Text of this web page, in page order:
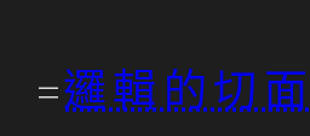
邏輯的切面